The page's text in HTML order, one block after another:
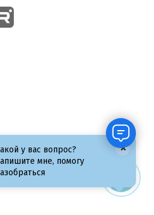
у вас вопрос?
мне, помогу
×